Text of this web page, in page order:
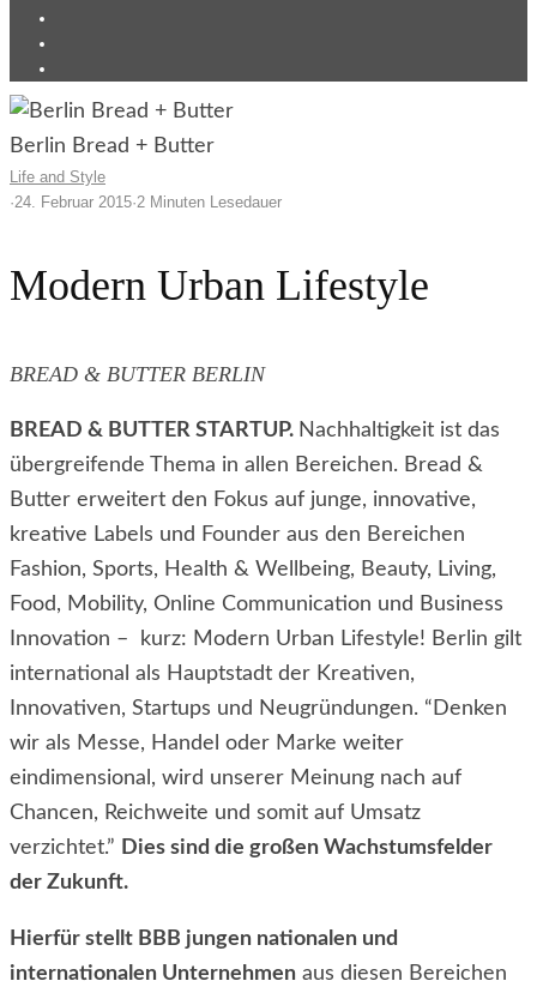
Berlin Bread + Butter
Life and Style
·24. Februar 2015·2 Minuten Lesedauer
Modern Urban Lifestyle
BREAD & BUTTER BERLIN
BREAD & BUTTER STARTUP. Nachhaltigkeit ist das
übergreifende Thema in allen Bereichen. Bread &
Butter erweitert den Fokus auf junge, innovative,
kreative Labels und Founder aus den Bereichen
Fashion, Sports, Health & Wellbeing, Beauty, Living,
Food, Mobility, Online Communication und Business
Innovation – kurz: Modern Urban Lifestyle! Berlin gilt
international als Hauptstadt der Kreativen,
Innovativen, Startups und Neugründungen. “Denken
wir als Messe, Handel oder Marke weiter
eindimensional, wird unserer Meinung nach auf
Chancen, Reichweite und somit auf Umsatz
verzichtet.” Dies sind die großen Wachstumsfelder
der Zukunft.
Hierfür stellt BBB jungen nationalen und
internationalen Unternehmen aus diesen Bereichen